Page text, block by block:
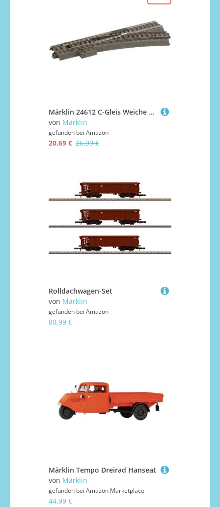
Märklin 24612 C-Gleis Weiche rechts – manuelle Steuerung mit Handschalthebel – Länge 188,3 mm – Radius R2 437,5 mm/24,3° – Spur H0 – ab 15 Jahren
von Märklin
gefunden bei Amazon
20,69 € 26,99 €
Rolldachwagen-Set
von Märklin
gefunden bei Amazon
80,99 €
Märklin Tempo Dreirad Hanseat
von Märklin
gefunden bei Amazon Marketplace
44,99 €